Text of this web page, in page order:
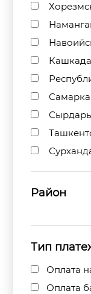
Район
Тип
Оплата
Оплата